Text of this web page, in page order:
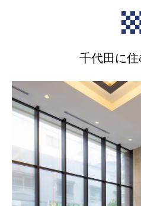
千代田に住